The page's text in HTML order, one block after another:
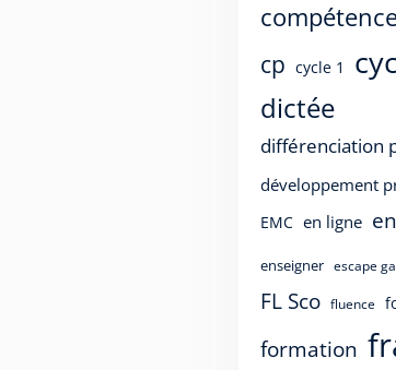
cp cycle 1
dictée
différenciation
développement
EMC en ligne
enseigner escape
FL Sco fluence
formation